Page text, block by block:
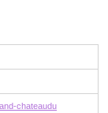
chateaudu